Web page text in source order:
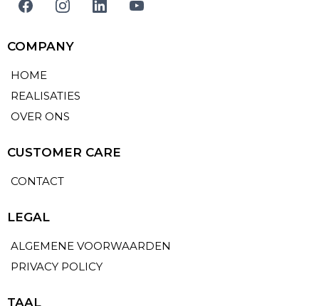
COMPANY
HOME
REALISATIES
OVER ONS
CUSTOMER CARE
CONTACT
LEGAL
ALGEMENE VOORWAARDEN
PRIVACY POLICY
TAAL